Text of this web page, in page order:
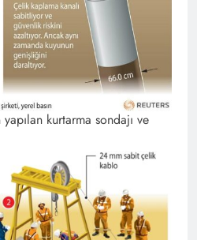
kurtarma sondajı ve